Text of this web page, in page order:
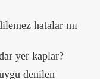
hatalar mı
yer kaplar?
denilen